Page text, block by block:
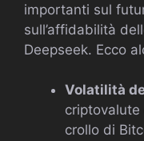
importanti sul
sull’affidabilità
Deepseek. Ecco
Volatilità
criptovalute
crollo di